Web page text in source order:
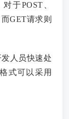
于POST、
GET请求则
人员快速处
式可以采用